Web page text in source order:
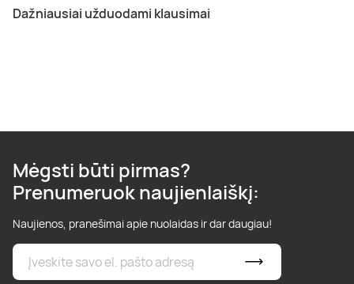
Dažniausiai užduodami klausimai
Mėgsti būti pirmas?
Prenumeruok naujienlaiškį:
Naujienos, pranešimai apie nuolaidas ir dar daugiau!